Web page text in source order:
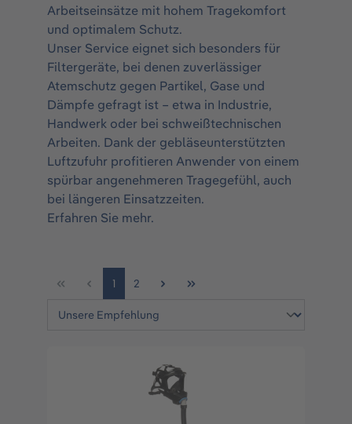
Arbeitseinsätze mit hohem Tragekomfort
und optimalem Schutz.
Unser Service eignet sich besonders für
Filtergeräte, bei denen zuverlässiger
Atemschutz gegen Partikel, Gase und
Dämpfe gefragt ist – etwa in Industrie,
Handwerk oder bei schweißtechnischen
Arbeiten. Dank der gebläseunterstützten
Luftzufuhr profitieren Anwender von einem
spürbar angenehmeren Tragegefühl, auch
bei längeren Einsatzzeiten.
Erfahren Sie mehr.
1 2